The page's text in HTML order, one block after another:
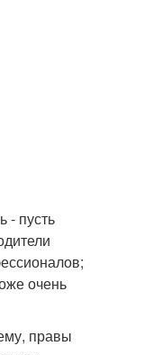
- пусть
очень
правы